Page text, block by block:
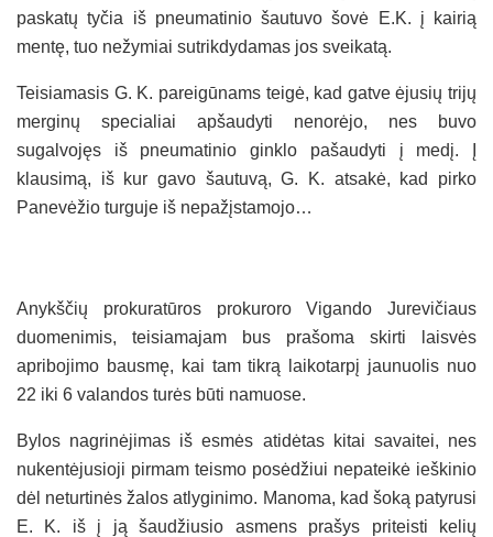
paskatų tyčia iš pneumatinio šautuvo šovė E.K. į kairią
mentę, tuo nežymiai sutrikdydamas jos sveikatą.
Teisiamasis G. K. pareigūnams teigė, kad gatve ėjusių trijų
merginų specialiai apšaudyti nenorėjo, nes buvo
sugalvojęs iš pneumatinio ginklo pašaudyti į medį. Į
klausimą, iš kur gavo šautuvą, G. K. atsakė, kad pirko
Panevėžio turguje iš nepažįstamojo…
Anykščių prokuratūros prokuroro Vigando Jurevičiaus
duomenimis, teisiamajam bus prašoma skirti laisvės
apribojimo bausmę, kai tam tikrą laikotarpį jaunuolis nuo
22 iki 6 valandos turės būti namuose.
Bylos nagrinėjimas iš esmės atidėtas kitai savaitei, nes
nukentėjusioji pirmam teismo posėdžiui nepateikė ieškinio
dėl neturtinės žalos atlyginimo. Manoma, kad šoką patyrusi
E. K. iš į ją šaudžiusio asmens prašys priteisti kelių